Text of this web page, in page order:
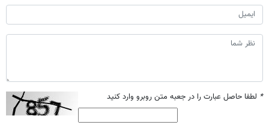
* لطفا حاصل عبارت را در جعبه متن روبرو وارد کنید